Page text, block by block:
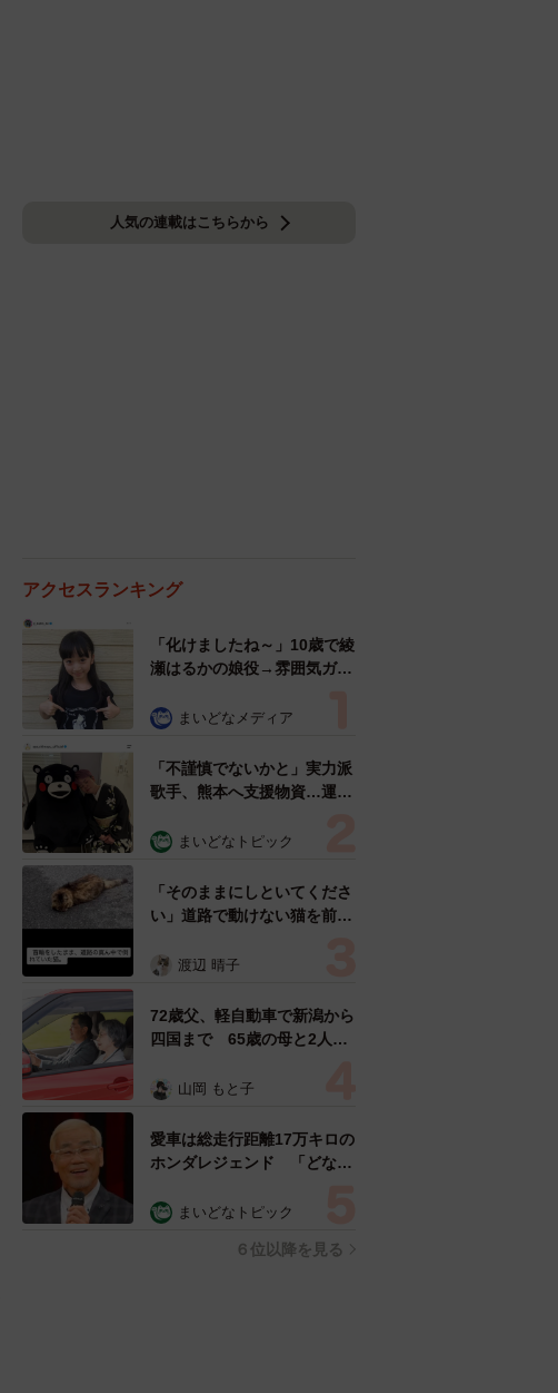
人気の連載はこちらから
アクセスランキング
「化けましたね～」10歳で綾
瀬はるかの娘役→雰囲気ガラ
雰囲気が」「宝塚に入れそ
まいどなメディア
「不謹慎でないかと」実力派
歌手、熊本へ支援物資…運搬
めらい 「痛いほど伝わる」
まいどなトピック
「そのままにしといてくださ
い」道路で動けない猫を前に
ようとした4日間 「命の重
表の訴え
渡辺 晴子
72歳父、軽自動車で新潟から
四国まで 65歳の母と2人で
憩まで分刻み… 「大学生で
山岡 もと子
愛車は総走行距離17万キロの
ホンダレジェンド 「どなた
所漫才師が譲渡の意向
まいどなトピック
６位以降を見る